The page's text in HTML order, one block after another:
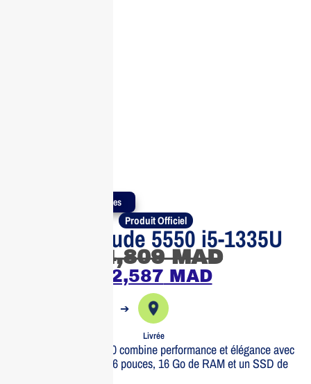
Produits Authentiques
Produit Officiel
DELL Latitude 5550 i5-1335U
14,809MAD
12,587 MAD
➔
Livrée
Le DELL Latitude 5550 combine performance et élégance avec
son écran FHD de 15,6 pouces, 16 Go de RAM et un SSD de